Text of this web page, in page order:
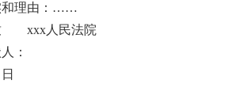
和理由：……
xxx人民法院
：